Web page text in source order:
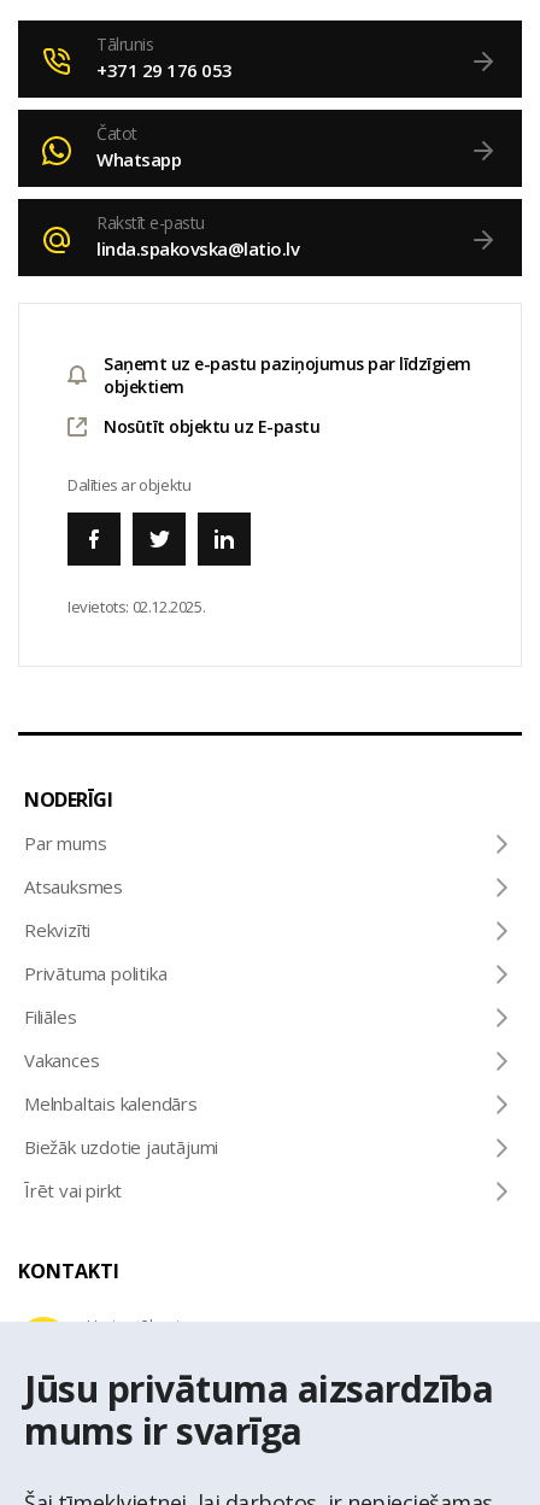
Jūsu privātuma aizsardzība
mums ir svarīga
Tālrunis
+371 29 176 053
Čatot
Whatsapp
Rakstīt e-pastu
linda.spakovska@latio.lv
Saņemt uz e-pastu paziņojumus par līdzīgiem
objektiem
Nosūtīt objektu uz E-pastu
Dalīties ar objektu
Ievietots: 02.12.2025.
NODERĪGI
Par mums
Atsauksmes
Rekvizīti
Privātuma politika
Filiāles
Vakances
Melnbaltais kalendārs
Biežāk uzdotie jautājumi
Īrēt vai pirkt
KONTAKTI
Uzziņu tālrunis
E-pasta adrese
latio@latio.lv